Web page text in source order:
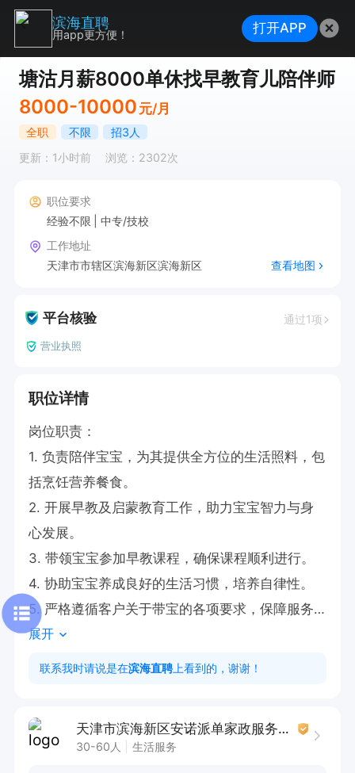
塘沽月薪8000单休找早教育儿陪伴师
8000-10000 元/月
全职 不限
招3人
更新：1小时前
浏览：2302次
职位要求
经验不限
中专/技校
工作地址
天津市市辖区滨海新区滨海新区
查看地图
平台核验 通过1项
营业执照
职位详情
岗位职责：
1. 负责陪伴宝宝，为其提供全方位的生活照料，包
括烹饪营养餐食。
2. 开展早教及启蒙教育工作，助力宝宝智力与身
心发展。
3. 带领宝宝参加早教课程，确保课程顺利进行。
4. 协助宝宝养成良好的生活习惯，培养自律性。
5. 严格遵循客户关于带宝的各项要求，保障服务
质量。
2. 具备相关从业经验者优先考虑。
展开
联系我时请说是在滨海直聘 上看到的，谢谢！
天津市滨海新区安诺派单家政服务部（个体工商户）
30-60人 生活服务
滨海直聘
用app更方便！ 打开APP